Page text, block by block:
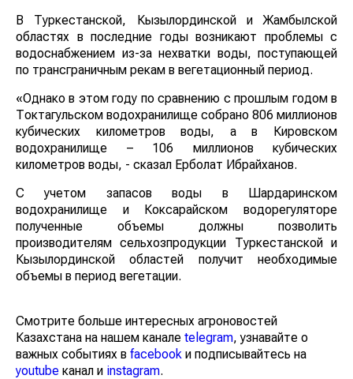
В Туркестанской, Кызылординской и Жамбылской
областях в последние годы возникают проблемы с
водоснабжением из-за нехватки воды, поступающей
по трансграничным рекам в вегетационный период.
«Однако в этом году по сравнению с прошлым годом в
Токтагульском водохранилище собрано 806 миллионов
кубических километров воды, а в Кировском
водохранилище – 106 миллионов кубических
километров воды, - сказал Ерболат Ибрайханов.
С учетом запасов воды в Шардаринском
водохранилище и Коксарайском водорегуляторе
полученные объемы должны позволить
производителям сельхозпродукции Туркестанской и
Кызылординской областей получит необходимые
объемы в период вегетации.
Смотрите больше интересных агроновостей
Казахстана на нашем канале telegram, узнавайте о
важных событиях в facebook и подписывайтесь на
youtube канал и instagram.